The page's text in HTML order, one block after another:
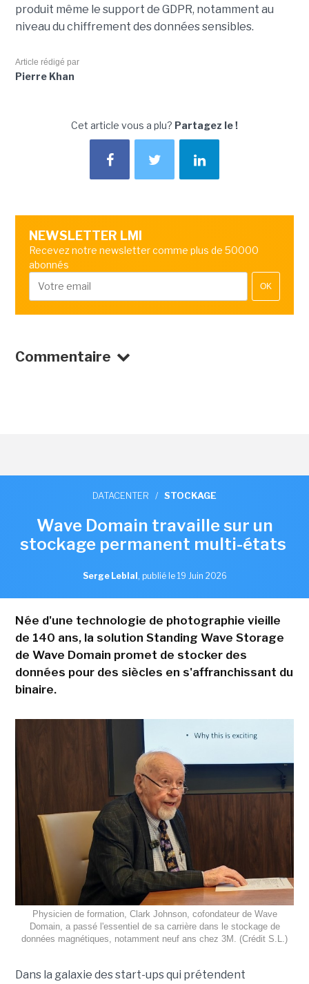
produit même le support de GDPR, notamment au
niveau du chiffrement des données sensibles.
Article rédigé par
Pierre Khan
Cet article vous a plu? Partagez le !
NEWSLETTER LMI
Recevez notre newsletter comme plus de 50000
abonnés
OK
Commentaire
DATACENTER / STOCKAGE
Wave Domain travaille sur un
stockage permanent multi-états
Serge Leblal , publié le 19 Juin 2026
Née d'une technologie de photographie vieille
de 140 ans, la solution Standing Wave Storage
de Wave Domain promet de stocker des
données pour des siècles en s'affranchissant du
binaire.
Physicien de formation, Clark Johnson, cofondateur de Wave
Domain, a passé l'essentiel de sa carrière dans le stockage de
données magnétiques, notamment neuf ans chez 3M. (Crédit S.L.)
Dans la galaxie des start-ups qui prétendent